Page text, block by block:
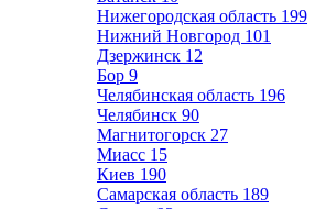
Нижегородская область 199
Нижний Новгород 101
Дзержинск 12
Бор 9
Челябинская область 196
Челябинск 90
Магнитогорск 27
Миасс 15
Киев 190
Самарская область 189